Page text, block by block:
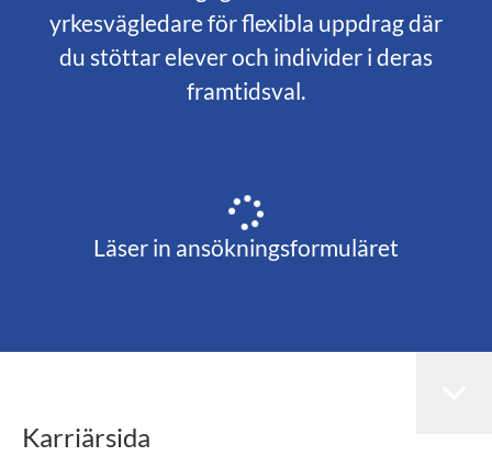
yrkesvägledare för flexibla uppdrag där
du stöttar elever och individer i deras
framtidsval.
Läser in ansökningsformuläret
Karriärsida